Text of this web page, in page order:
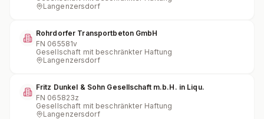
Langenzersdorf
Rohrdorfer Transportbeton GmbH
FN 065581v
Gesellschaft mit beschränkter Haftung
Langenzersdorf
Fritz Dunkel & Sohn Gesellschaft m.b.H. in Liqu.
FN 065823z
Gesellschaft mit beschränkter Haftung
Langenzersdorf